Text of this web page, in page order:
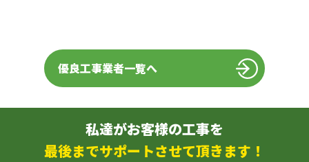
優良工事業者一覧へ
私達がお客様の工事を
最後までサポートさせて頂きます！